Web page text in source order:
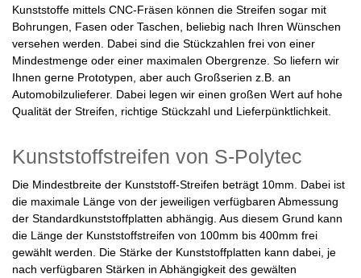
Kunststoffe mittels CNC-Fräsen können die Streifen sogar mit
Bohrungen, Fasen oder Taschen, beliebig nach Ihren Wünschen
versehen werden. Dabei sind die Stückzahlen frei von einer
Mindestmenge oder einer maximalen Obergrenze. So liefern wir
Ihnen gerne Prototypen, aber auch Großserien z.B. an
Automobilzulieferer. Dabei legen wir einen großen Wert auf hohe
Qualität der Streifen, richtige Stückzahl und Lieferpünktlichkeit.
Kunststoffstreifen von S-Polytec
Die Mindestbreite der Kunststoff-Streifen beträgt 10mm. Dabei ist
die maximale Länge von der jeweiligen verfügbaren Abmessung
der Standardkunststoffplatten abhängig. Aus diesem Grund kann
die Länge der Kunststoffstreifen von 100mm bis 400mm frei
gewählt werden. Die Stärke der Kunststoffplatten kann dabei, je
nach verfügbaren Stärken in Abhängigkeit des gewälten